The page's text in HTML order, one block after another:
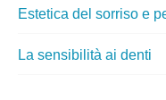
Estetica del sorriso e
La sensibilità ai denti